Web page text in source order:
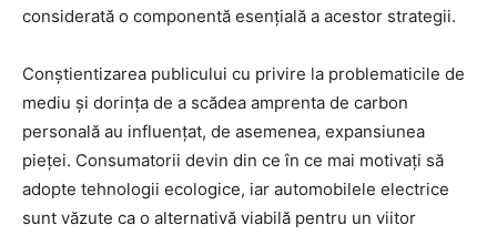
considerată o componentă esențială a acestor strategii.
Conștientizarea publicului cu privire la problematicile de
mediu și dorința de a scădea amprenta de carbon
personală au influențat, de asemenea, expansiunea
pieței. Consumatorii devin din ce în ce mai motivați să
adopte tehnologii ecologice, iar automobilele electrice
sunt văzute ca o alternativă viabilă pentru un viitor